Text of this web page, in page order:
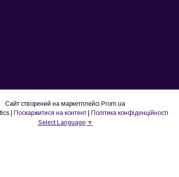
Сайт створений на маркетплейсі Prom.ua
Allure Cosmetics | Поскаржитися на контент | Політика конфіденційності
Select Language ▼